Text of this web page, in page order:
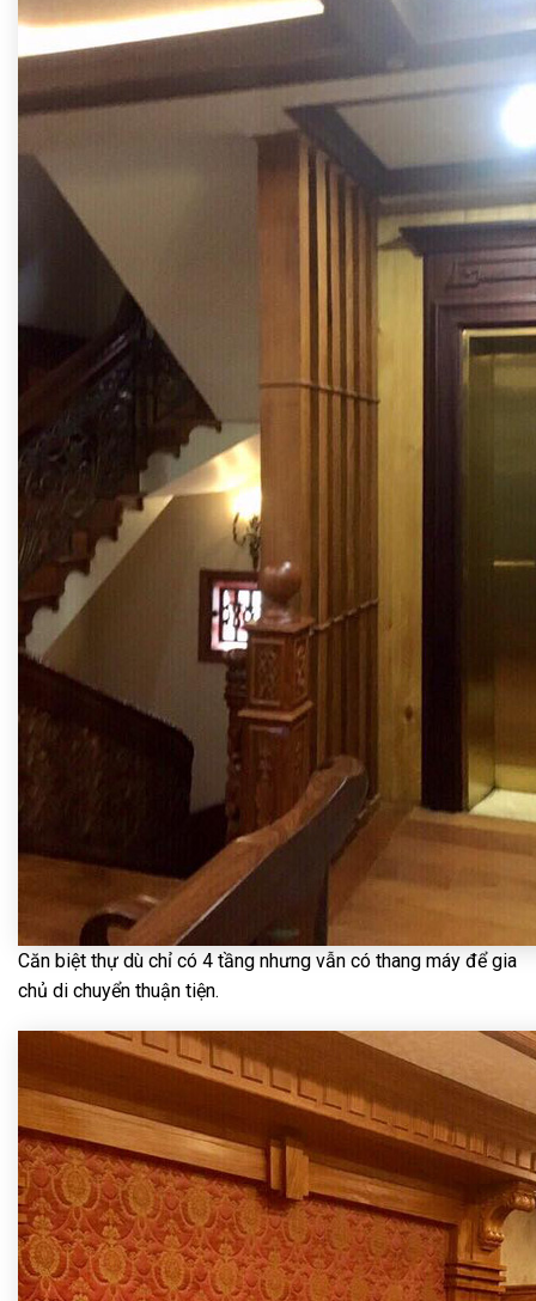
Căn biệt thự dù chỉ có 4 tầng nhưng vẫn có thang máy để gia
chủ di chuyển thuận tiện.